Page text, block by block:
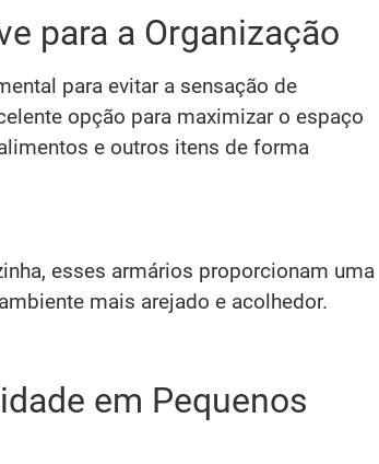
para a Organização
para evitar a sensação de
opção para maximizar o espaço
e outros itens de forma
esses armários proporcionam uma
mais arejado e acolhedor.
em Pequenos